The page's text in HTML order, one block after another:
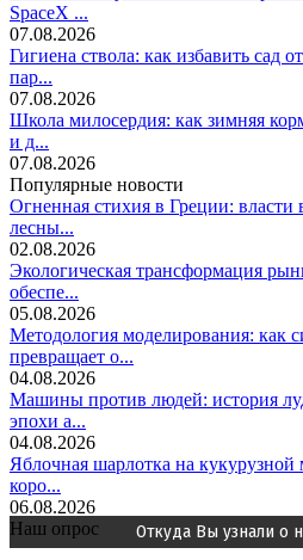
SpaceX ...
07.08.2026
Гигиена ствола: как избавить сад
пар...
07.08.2026
Школа милосердия: как зимняя
и д...
07.08.2026
Популярные новости
Огненная стихия в Греции: власти
лесны...
02.08.2026
Экологическая трансформация
обеспе...
05.08.2026
Методология моделирования: как
превращает о...
04.08.2026
Машины против людей: история
эпохи а...
04.08.2026
Яблочная шарлотка на кукурузной
коро...
06.08.2026
Наш опрос
Откуда Вы узнали о